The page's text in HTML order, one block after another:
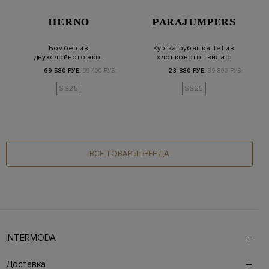
HERNO
Бомбер из
двухслойного эко-
трикотажной…
69 580 РУБ. 99 400 РУБ.
SS25
PARAJUMPERS
Куртка-рубашка Tel из
хлопкового твила с
23 880 РУБ. 39 800 РУБ.
SS25
ВСЕ ТОВАРЫ БРЕНДА
INTERMODA
брендов на 4 этажах в самом центре города. На сайте
Доставка